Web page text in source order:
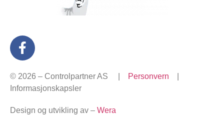
Design og utvikling av – Wera
© 2026 – Controlpartner AS | Personvern
Informasjonskapsler